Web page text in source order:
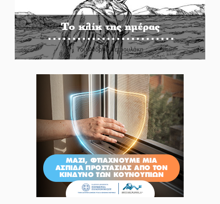
Το κλίκ της ημέρας
Του Ανδρέα Πετρουλάκη